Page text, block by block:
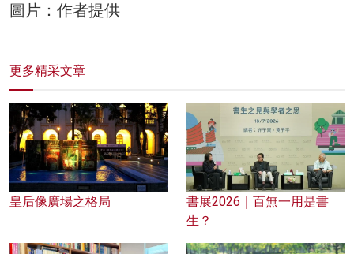
圖片：作者提供
更多精采文章
皇后像廣場之格局
書展2026｜百無一用是書
生？